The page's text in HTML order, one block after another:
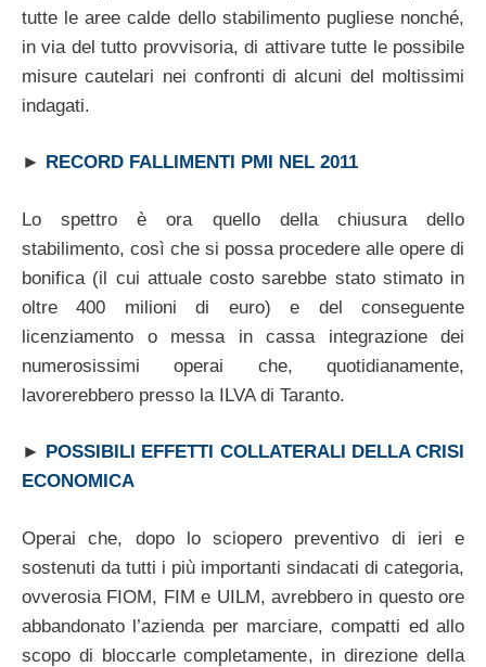
tutte le aree calde dello stabilimento pugliese nonché,
in via del tutto provvisoria, di attivare tutte le possibile
misure cautelari nei confronti di alcuni del moltissimi
indagati.
► RECORD FALLIMENTI PMI NEL 2011
Lo spettro è ora quello della chiusura dello
stabilimento, così che si possa procedere alle opere di
bonifica (il cui attuale costo sarebbe stato stimato in
oltre 400 milioni di euro) e del conseguente
licenziamento o messa in cassa integrazione dei
numerosissimi operai che, quotidianamente,
lavorerebbero presso la ILVA di Taranto.
►
POSSIBILI EFFETTI COLLATERALI DELLA CRISI
ECONOMICA
Operai che, dopo lo sciopero preventivo di ieri e
sostenuti da tutti i più importanti sindacati di categoria,
ovverosia FIOM, FIM e UILM, avrebbero in questo ore
abbandonato l’azienda per marciare, compatti ed allo
scopo di bloccarle completamente, in direzione della